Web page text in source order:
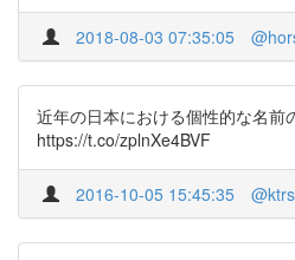
2018-08-03 07:35:05
近年の日本における個性的な名前
https://t.co/zplnXe4BVF
2016-10-05 15:45:35